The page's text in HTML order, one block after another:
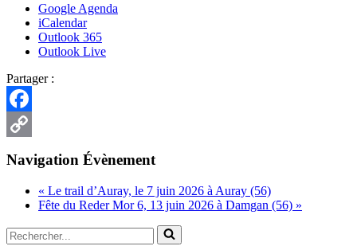
Google Agenda
iCalendar
Outlook 365
Outlook Live
Partager :
Facebook
Navigation Évènement
« Le trail d’Auray, le 7 juin 2026 à Auray (56)
Fête du Reder Mor 6, 13 juin 2026 à Damgan (56) »
Rechercher...